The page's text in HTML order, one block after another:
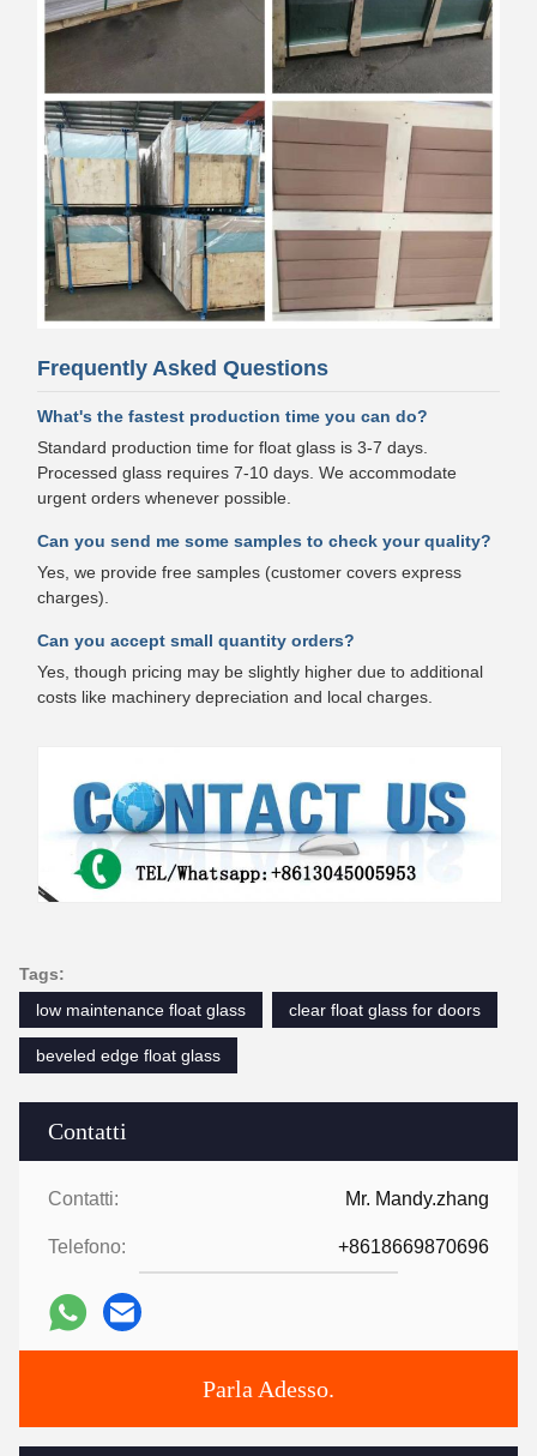
Contatti
Contatti: Mr. Mandy.zhang
Telefono: +8618669870696
Parla Adesso.
Frequently Asked Questions
What's the fastest production time you can do?
Standard production time for float glass is 3-7 days.
Processed glass requires 7-10 days. We accommodate
urgent orders whenever possible.
Can you send me some samples to check your quality?
Yes, we provide free samples (customer covers express
charges).
Can you accept small quantity orders?
Yes, though pricing may be slightly higher due to additional
costs like machinery depreciation and local charges.
Tags:
low maintenance float glass
clear float glass for doors
beveled edge float glass